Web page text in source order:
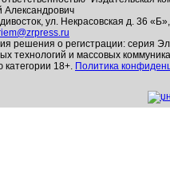
Александрович
ул. Некрасовская д. 36
решения о регистрации: серия
технологий и массовых
18+. Политика